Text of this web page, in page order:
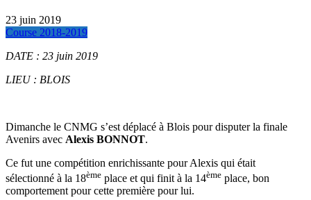
23 juin 2019
Course 2018-2019
DATE : 23 juin 2019
LIEU : BLOIS
Dimanche le CNMG s’est déplacé à Blois pour disputer la finale
Avenirs avec Alexis BONNOT.
Ce fut une compétition enrichissante pour Alexis qui était
sélectionné à la 18ème place et qui finit à la 14ème place, bon
comportement pour cette première pour lui.